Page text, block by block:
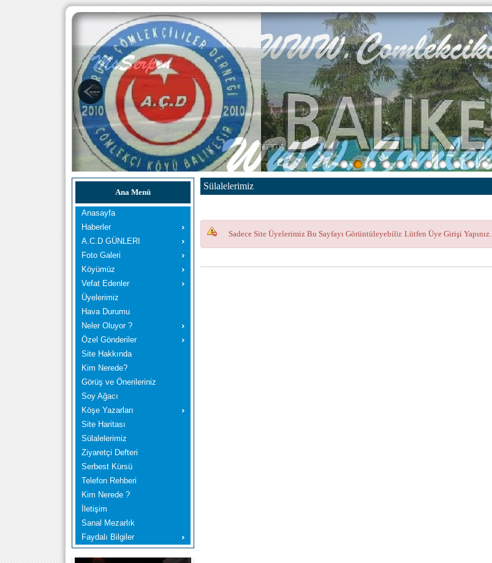
Ana Menü
Anasayfa
Haberler
A.C.D GÜNLERI
Foto Galeri
Köyümüz
Vefat Edenler
Üyelerimiz
Hava Durumu
Neler Oluyor ?
Özel Gönderiler
Site Hakkında
Kim Nerede?
Görüş ve Önerileriniz
Soy Ağacı
Köşe Yazarları
Site Haritası
Sülalelerimiz
Ziyaretçi Defteri
Serbest Kürsü
Telefon Rehberi
Kim Nerede ?
İletişim
Sanal Mezarlık
Faydalı Bilgiler
Sülalelerimiz
Sadece Site Üyelerimiz Bu Sayfayı Görüntüleyebilir. Lütfen Üye Girişi Yapınız.